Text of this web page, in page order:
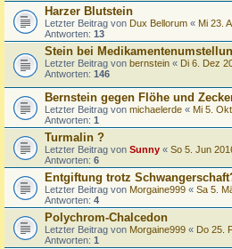
Harzer Blutstein
Letzter Beitrag von Dux Bellorum « Mi 23.
Antworten: 13
Stein bei
Letzter Beitrag von bernstein « Di 6. Dez
Antworten: 146
Bernstein gegen Flöhe und
Letzter Beitrag von michaelerde « Mi 5.
Antworten: 1
Turmalin ?
Letzter Beitrag von Sunny « So 5. Jun
Antworten: 6
Entgiftung trotz
Letzter Beitrag von Morgaine999 « Sa 5.
Antworten: 4
Polychrom-Chalcedon
Letzter Beitrag von Morgaine999 « Do 25.
Antworten: 1